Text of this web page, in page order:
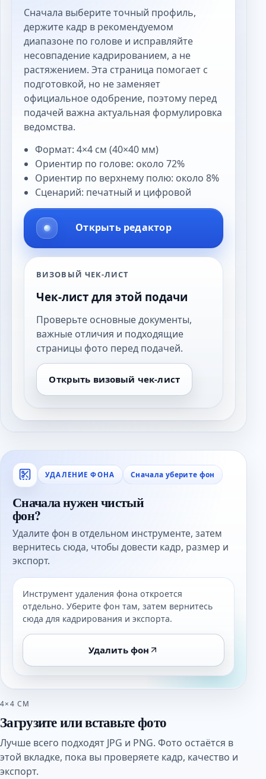
Сначала выберите точный профиль,
держите кадр в рекомендуемом
диапазоне по голове и исправляйте
несовпадение кадрированием, а не
растяжением. Эта страница помогает с
подготовкой, но не заменяет
официальное одобрение, поэтому перед
подачей важна актуальная формулировка
ведомства.
Формат: 4×4 см (40×40 мм)
Ориентир по голове: около 72%
Ориентир по верхнему полю: около 8%
Сценарий: печатный и цифровой
Открыть редактор
ВИЗОВЫЙ ЧЕК-ЛИСТ
Чек-лист для этой подачи
Проверьте основные документы,
важные отличия и подходящие
страницы фото перед подачей.
Открыть визовый чек-лист
УДАЛЕНИЕ ФОНА Сначала уберите фон
Сначала нужен чистый
фон?
Удалите фон в отдельном инструменте, затем
вернитесь сюда, чтобы довести кадр, размер и
экспорт.
Инструмент удаления фона откроется
отдельно. Уберите фон там, затем вернитесь
сюда для кадрирования и экспорта.
Удалить фон
4×4 СМ
Загрузите или вставьте фото
Лучше всего подходят JPG и PNG. Фото остаётся в
этой вкладке, пока вы проверяете кадр, качество и
экспорт.